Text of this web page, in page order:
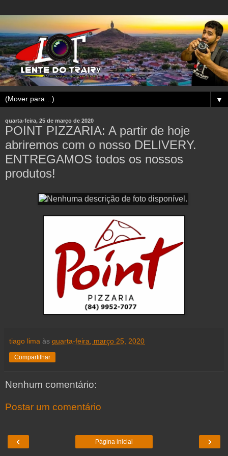
▼
quarta-feira, 25 de março de 2020
POINT PIZZARIA: A partir de hoje
abriremos com o nosso DELIVERY.
ENTREGAMOS todos os nossos
produtos!
tiago lima às quarta-feira, março 25, 2020
Compartilhar
Nenhum comentário:
Postar um comentário
‹ ›
Página inicial